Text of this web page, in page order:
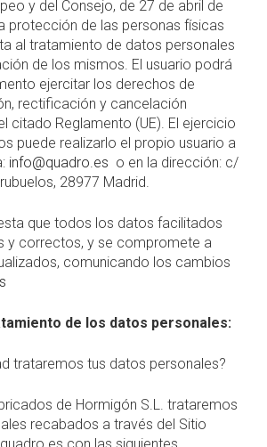
y del Consejo, de 27 de abril de
protección de las personas físicas
al tratamiento de datos personales
de los mismos. El usuario podrá
ejercitar los derechos de
rectificación y cancelación
citado Reglamento (UE). El ejercicio
puede realizarlo el propio usuario a
info@quadro.es o en la dirección: c/
28977 Madrid.
que todos los datos facilitados
y correctos, y se compromete a
comunicando los cambios
de los datos personales:
trataremos tus datos personales?
de Hormigón S.L. trataremos
recabados a través del Sitio